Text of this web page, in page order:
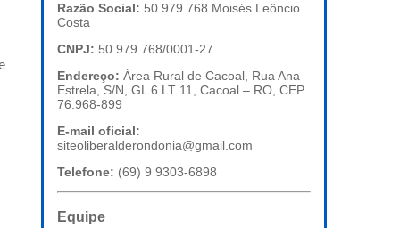
Razão Social: 50.979.768 Moisés Leôncio
Costa
CNPJ: 50.979.768/0001-27
Endereço: Área Rural de Cacoal, Rua Ana
Estrela, S/N, GL 6 LT 11, Cacoal – RO, CEP
76.968-899
E-mail oficial:
siteoliberalderondonia@gmail.com
Telefone: (69) 9 9303-6898
Equipe